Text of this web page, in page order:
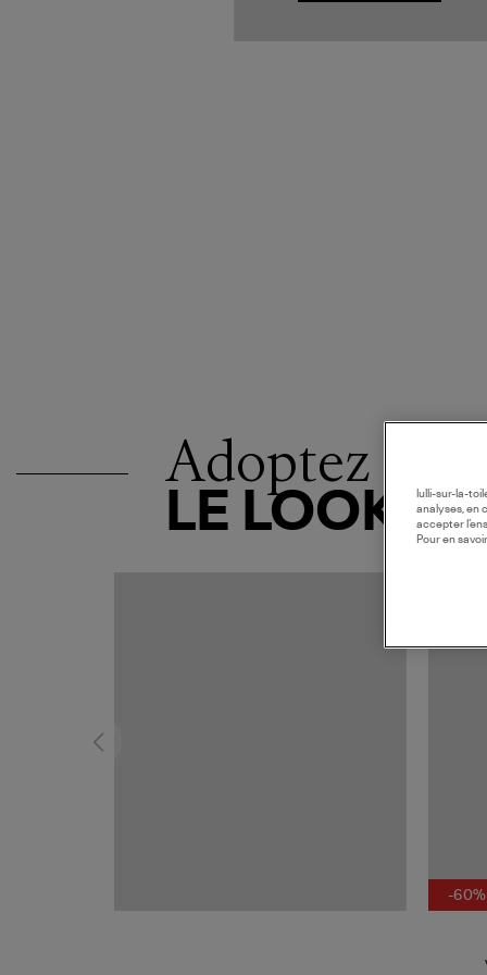
Adoptez
LE LOOK
-60%
lulli-sur-la-
analyses, en
accepter
Pour en